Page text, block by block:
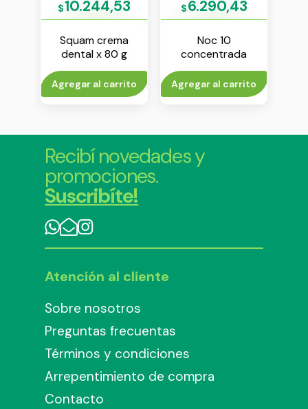
$10.244,53
Squam crema
dental x 80 g
Agregar al carrito
$6.290,43
Noc 10
concentrada
crema dental x 70
g
Agregar al carrito
Recibí novedades y
promociones.
Suscribíte!
Atención al cliente
Sobre nosotros
Preguntas frecuentas
Términos y condiciones
Arrepentimiento de compra
Contacto